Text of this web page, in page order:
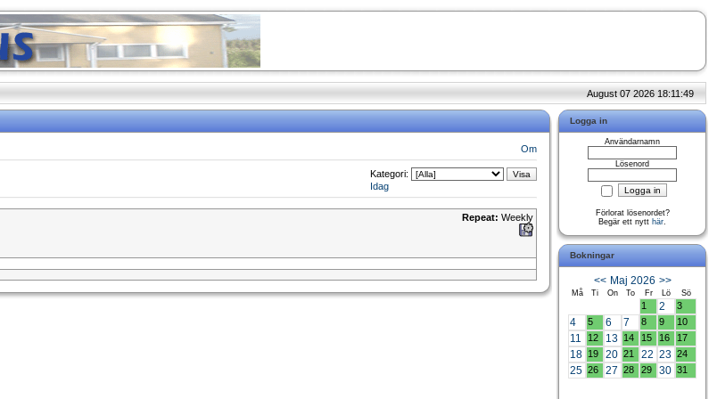
August 07 2026 18:11:49
Om
Kategori:
Idag
Repeat: Weekly
Logga in
Användarnamn
Lösenord
Förlorat lösenordet?
Begär ett nytt här.
Bokningar
<< Maj 2026 >>
Må Ti On To Fr Lö Sö
1 2 3
4 5 6 7 8 9 10
11 12 13 14 15 16 17
18 19 20 21 22 23 24
25 26 27 28 29 30 31